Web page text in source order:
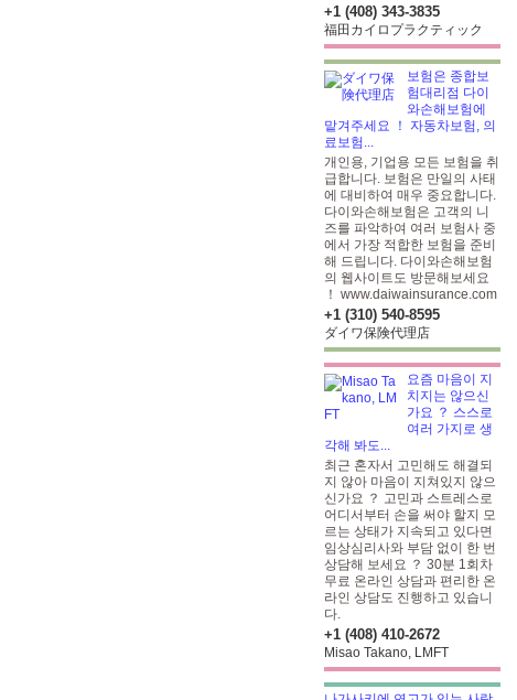
+1 (408) 343-3835
福田カイロプラクティック
보험은 종합보
험대리점 다이
와손해보험에
맡겨주세요 ！ 자동차보험, 의
료보험...
개인용, 기업용 모든 보험을 취
급합니다. 보험은 만일의 사태
에 대비하여 매우 중요합니다.
다이와손해보험은 고객의 니
즈를 파악하여 여러 보험사 중
에서 가장 적합한 보험을 준비
해 드립니다. 다이와손해보험
의 웹사이트도 방문해보세요
！ www.daiwainsurance.com
+1 (310) 540-8595
ダイワ保険代理店
요즘 마음이 지
치지는 않으신
가요 ？ 스스로
여러 가지로 생
각해 봐도...
최근 혼자서 고민해도 해결되
지 않아 마음이 지쳐있지 않으
신가요 ？ 고민과 스트레스로
어디서부터 손을 써야 할지 모
르는 상태가 지속되고 있다면
임상심리사와 부담 없이 한 번
상담해 보세요 ？ 30분 1회차
무료 온라인 상담과 편리한 온
라인 상담도 진행하고 있습니
다.
+1 (408) 410-2672
Misao Takano, LMFT